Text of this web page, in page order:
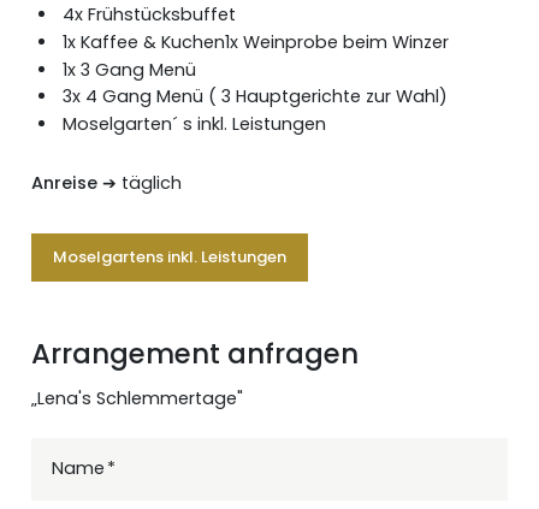
4x Frühstücksbuffet
1x Kaffee & Kuchen1x Weinprobe beim Winzer
1x 3 Gang Menü
3x 4 Gang Menü ( 3 Hauptgerichte zur Wahl)
Moselgarten´ s inkl. Leistungen
Anreise ➔ täglich
Moselgartens inkl. Leistungen
Arrangement anfragen
„Lena's Schlemmertage"
Name